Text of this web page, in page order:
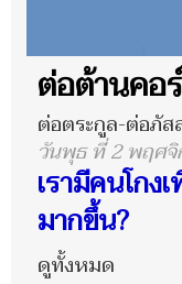
ต่อต้านคอ
ต่อตระกูล-ต่อภัส
วันพุธ ที่ 2 พฤศจิ
เรามีคนโกง
มากขึ้น?
ดูทั้งหมด